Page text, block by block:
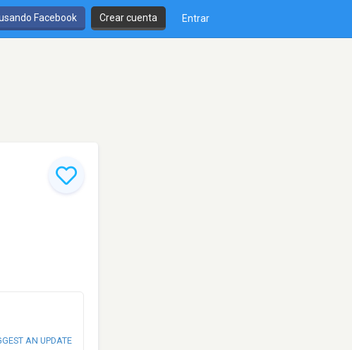
Facebook Crear cuenta Entrar
AN UPDATE